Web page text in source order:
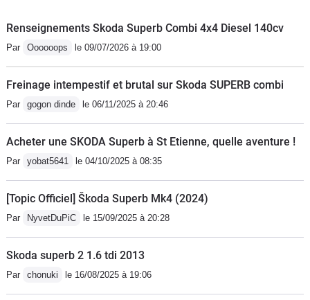
Renseignements Skoda Superb Combi 4x4 Diesel 140cv
Par Oooooops le 09/07/2026 à 19:00
Freinage intempestif et brutal sur Skoda SUPERB combi
Par gogon dinde le 06/11/2025 à 20:46
Acheter une SKODA Superb à St Etienne, quelle aventure !
Par yobat5641 le 04/10/2025 à 08:35
[Topic Officiel] Škoda Superb Mk4 (2024)
Par NyvetDuPiC le 15/09/2025 à 20:28
Skoda superb 2 1.6 tdi 2013
Par chonuki le 16/08/2025 à 19:06